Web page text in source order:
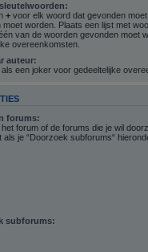
+ voor elk woord dat gevonden
moet worden. Plaats een lijst met
van de woorden gevonden moet
overeenkomsten.
auteur:
een joker voor gedeeltelijke
forums:
forum of de forums die je wil
als je “Doorzoek subforums“
subforums: